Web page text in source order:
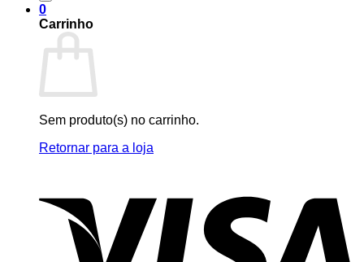
0
Carrinho
Sem produto(s) no carrinho.
Retornar para a loja